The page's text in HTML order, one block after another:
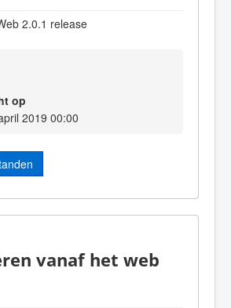
2.0.1 release
op
2019 00:00
vanaf het web